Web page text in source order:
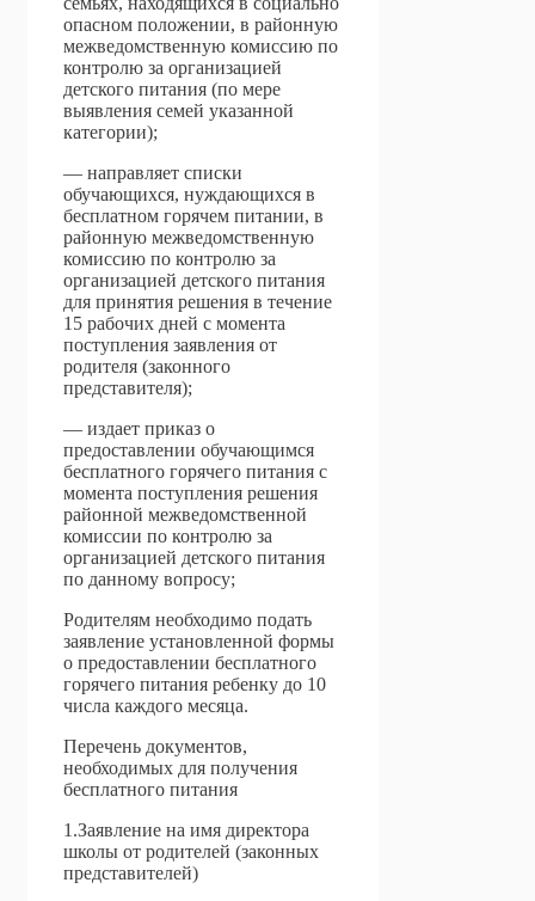
опасном положении, в районную
межведомственную комиссию по
контролю за организацией
детского питания (по мере
выявления семей указанной
категории);
— направляет списки
обучающихся, нуждающихся в
бесплатном горячем питании, в
районную межведомственную
комиссию по контролю за
организацией детского питания
для принятия решения в течение
15 рабочих дней с момента
поступления заявления от
родителя (законного
представителя);
— издает приказ о
предоставлении обучающимся
бесплатного горячего питания с
момента поступления решения
районной межведомственной
комиссии по контролю за
организацией детского питания
по данному вопросу;
Родителям необходимо подать
заявление установленной формы
о предоставлении бесплатного
горячего питания ребенку до 10
числа каждого месяца.
Перечень документов,
необходимых для получения
бесплатного питания
1.Заявление на имя директора
школы от родителей (законных
представителей)